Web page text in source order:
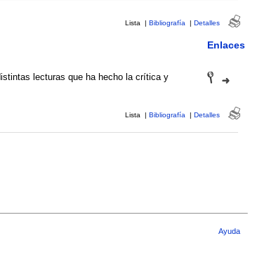
Lista | Bibliografía | Detalles
Enlaces
lecturas que ha hecho la crítica y
Lista | Bibliografía | Detalles
Ayuda